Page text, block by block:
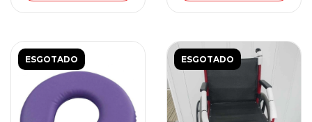
ESGOTADO ESGOTADO